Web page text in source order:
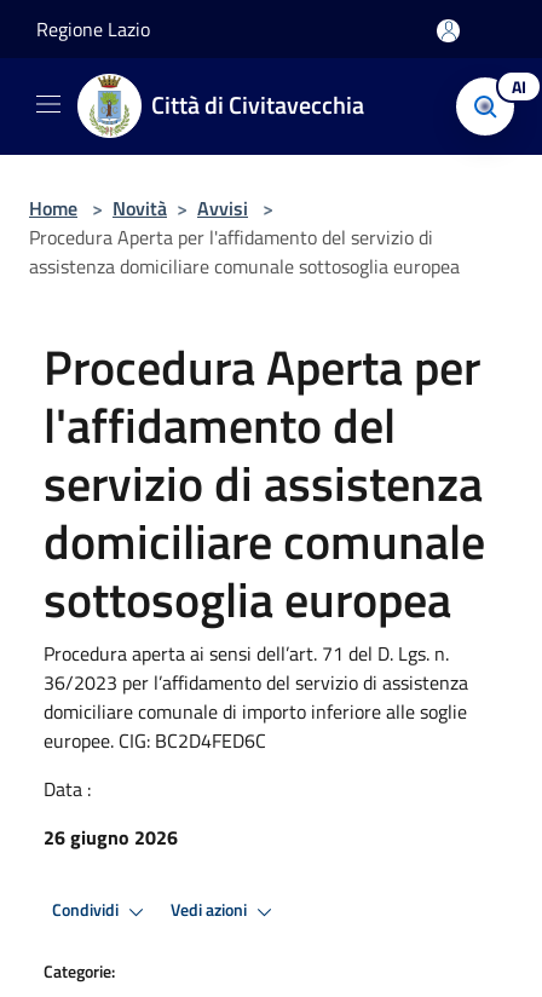
Regione Lazio
Città di Civitavecchia AI
Home > Novità > Avvisi >
Procedura Aperta per l'affidamento del servizio di
assistenza domiciliare comunale sottosoglia europea
Procedura Aperta per
l'affidamento del
servizio di assistenza
domiciliare comunale
sottosoglia europea
Procedura aperta ai sensi dell’art. 71 del D. Lgs. n.
36/2023 per l’affidamento del servizio di assistenza
domiciliare comunale di importo inferiore alle soglie
europee. CIG: BC2D4FED6C
Data :
26 giugno 2026
Condividi Vedi azioni
Categorie: